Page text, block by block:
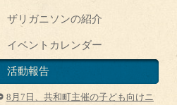
ザリガニソンの紹介
イベントカレンダー
活動報告
8月7日、共和町主催の子ども向けニ